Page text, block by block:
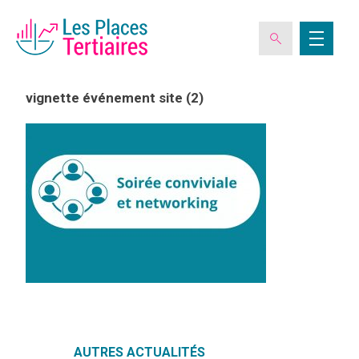
L’ASSOCIATION
vignette événement site (2)
AUTRES ACTUALITÉS